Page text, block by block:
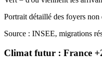
Portrait détaillé des foyers
Source : INSEE, migrations
Climat futur : France